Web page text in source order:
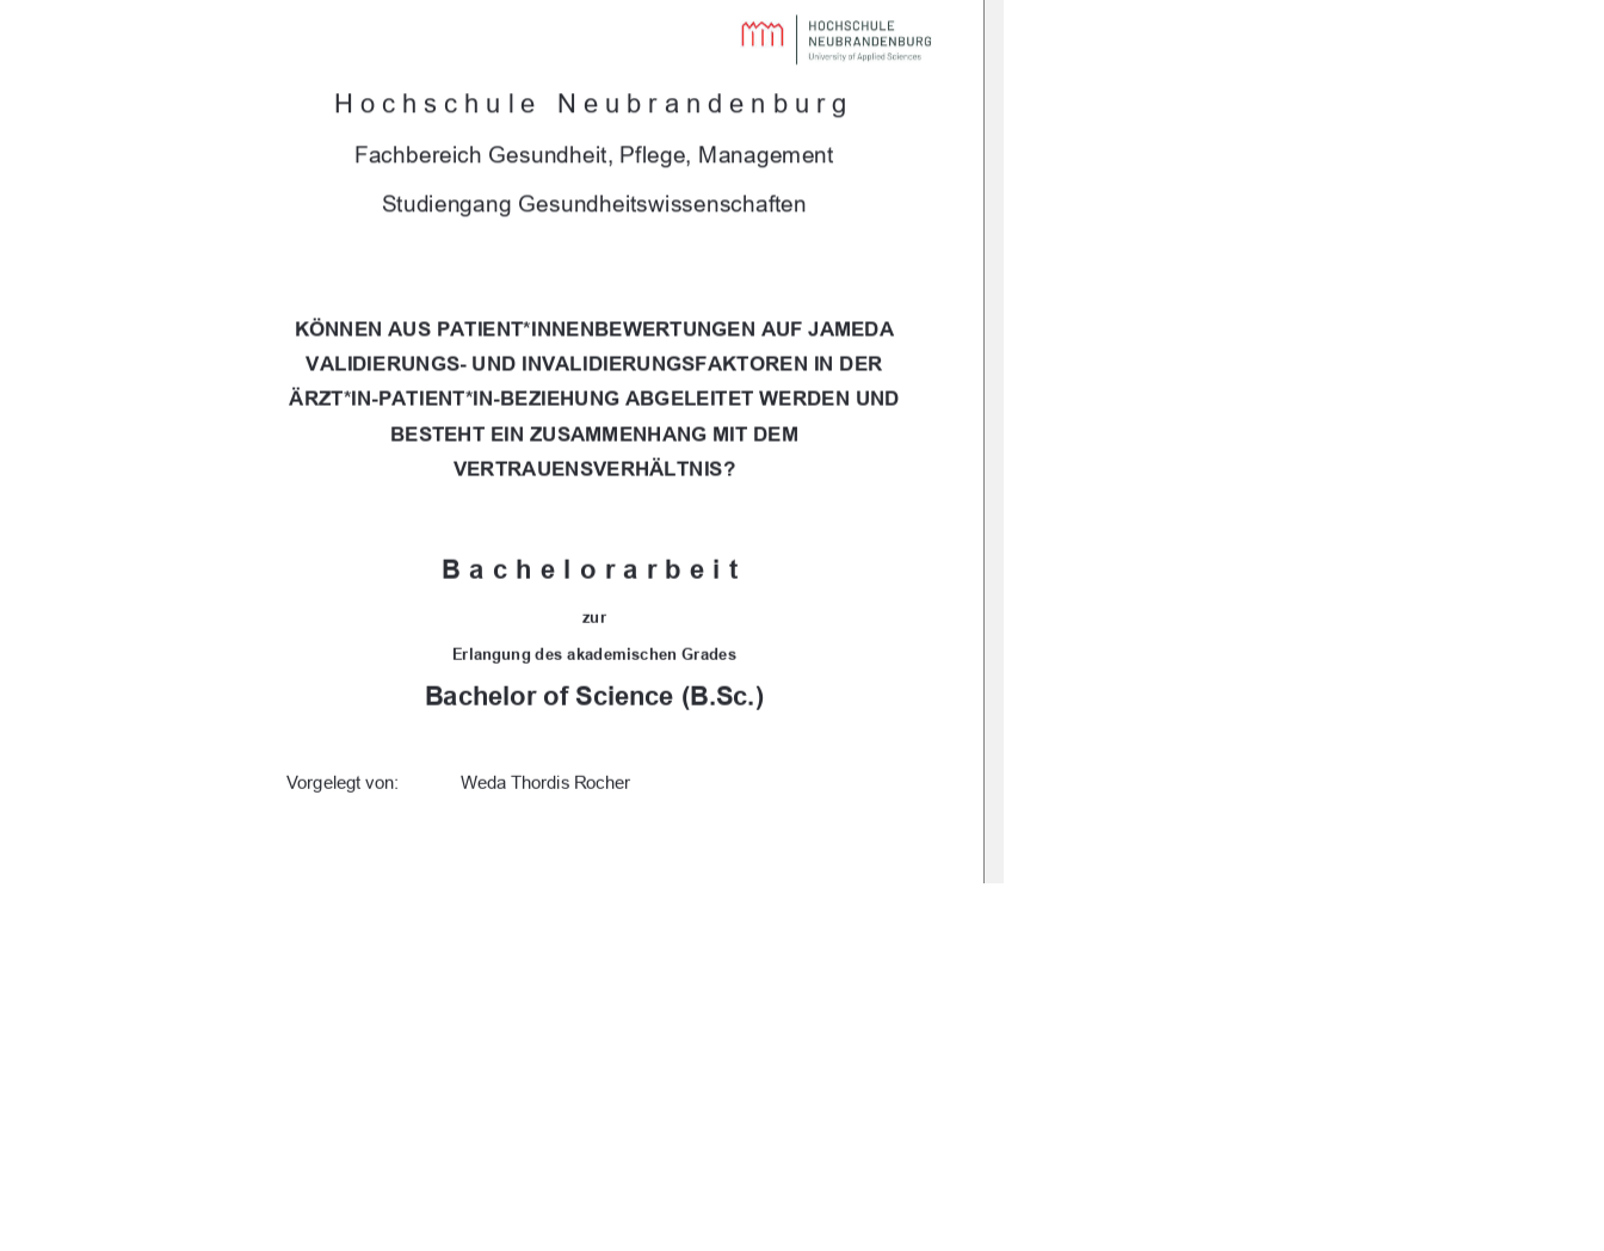
Hochschule Neubrandenburg
Fachbereich Gesundheit, Pflege, Management
Studiengang Gesundheitswissenschaften
KÖNNEN AUS PATIENT*INNENBEWERTUNGEN AUF JAMEDA
VALIDIERUNGS- UND INVALIDIERUNGSFAKTOREN IN DER
ÄRZT*IN-PATIENT*IN-BEZIEHUNG ABGELEITET WERDEN UND
BESTEHT EIN ZUSAMMENHANG MIT DEM
VERTRAUENSVERHÄLTNIS?
Bachelorarbeit
zur
Erlangung des akademischen Grades
Bachelor of Science (B.Sc.)
Vorgelegt von: Weda Thordis Rocher